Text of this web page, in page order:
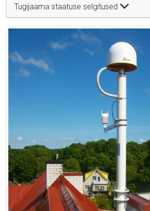
Tugijaama staatuse selgitused